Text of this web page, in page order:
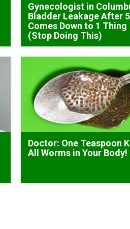
Gynecologist in
Bladder Leakage After
Comes Down to 1 Thing
(Stop Doing This)
Doctor: One Teaspoon
All Worms in Your Body!